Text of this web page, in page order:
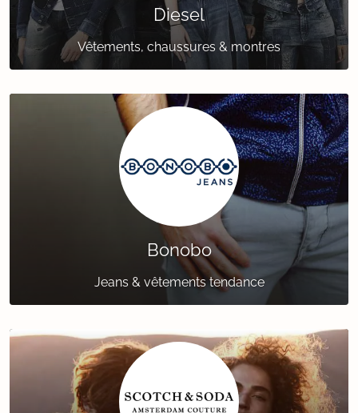
Diesel
Vêtements, chaussures & montres
Bonobo
Jeans & vêtements tendance